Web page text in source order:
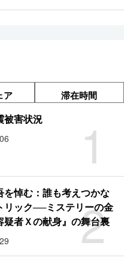
ア 滞在時間
1
被害状況
2
を悼む：誰も考えつかな
リック──ミステリーの金
疑者Ｘの献身』の舞台裏